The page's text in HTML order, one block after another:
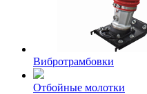
Вибротрамбовки
Отбойные молотки